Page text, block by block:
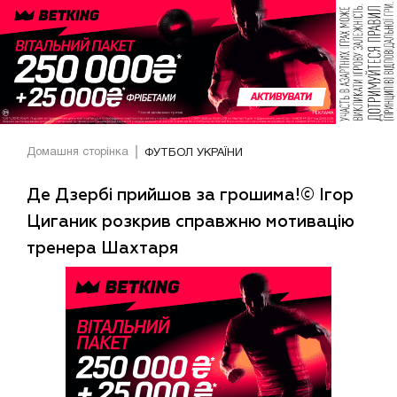
Домашня сторінка ФУТБОЛ УКРАЇНИ
Де Дзербі прийшов за грошима!© Ігор
Циганик розкрив справжню мотивацію
тренера Шахтаря